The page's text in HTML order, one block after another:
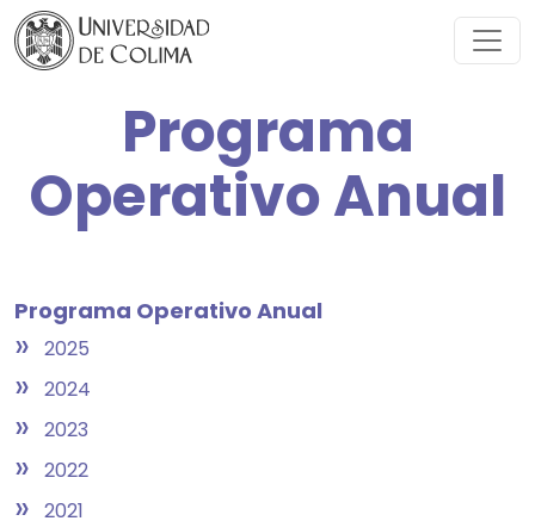
Programa
Operativo Anual
Programa Operativo Anual
» 2025
» 2024
» 2023
» 2022
» 2021